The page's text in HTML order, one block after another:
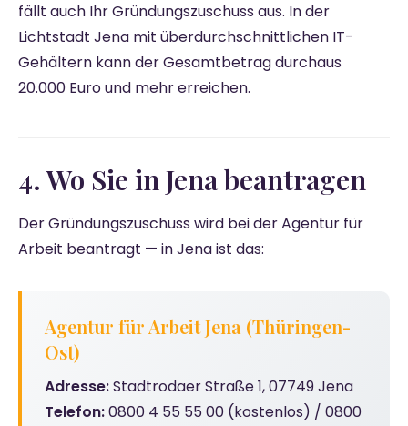
fällt auch Ihr Gründungszuschuss aus. In der
Lichtstadt Jena mit überdurchschnittlichen IT-
Gehältern kann der Gesamtbetrag durchaus
20.000 Euro und mehr erreichen.
4. Wo Sie in Jena beantragen
Der Gründungszuschuss wird bei der Agentur für
Arbeit beantragt — in Jena ist das:
Agentur für Arbeit Jena (Thüringen-
Ost)
Adresse:Stadtrodaer Straße 1, 07749 Jena
Telefon:0800 4 55 55 00 (kostenlos) / 0800